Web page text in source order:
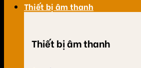
Thiết bị âm thanh
Thiết bị âm thanh